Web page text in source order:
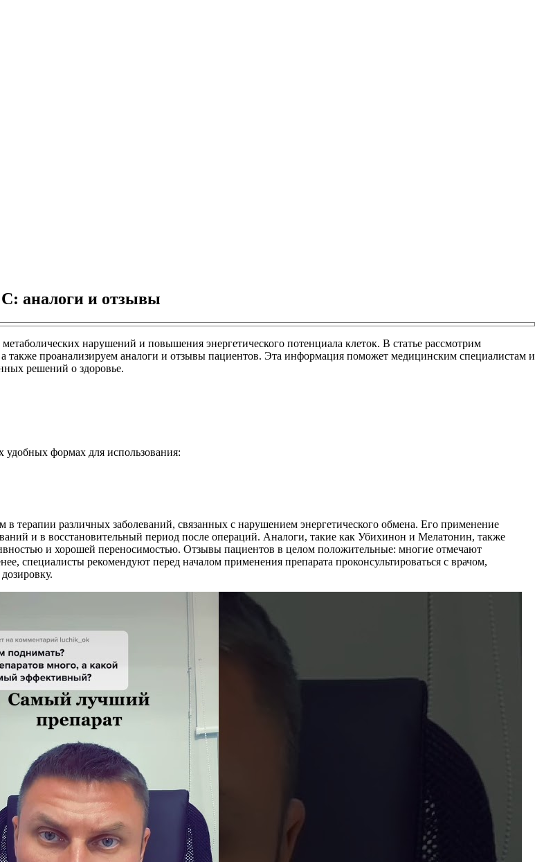
аналоги и отзывы
нарушений и повышения энергетического потенциала клеток. В статье рассмотрим
проанализируем аналоги и отзывы пациентов. Эта информация поможет медицинским специалистам и
решений о здоровье.
удобных формах для использования:
терапии различных заболеваний, связанных с нарушением энергетического обмена. Его применение
и в восстановительный период после операций. Аналоги, такие как Убихинон и Мелатонин, также
и хорошей переносимостью. Отзывы пациентов в целом положительные: многие отмечают
специалисты рекомендуют перед началом применения препарата проконсультироваться с врачом,